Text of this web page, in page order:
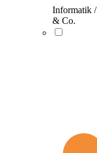
Informatik
& Co.